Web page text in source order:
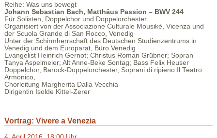
Reihe: Was uns bewegt
Johann Sebastian Bach, Matthäus Passion – BWV 244
Für Solisten, Doppelchor und Doppelorchester
Organisiert von der Associazione Culturale Mousiké, Vicenza und
der Scuola Grande di San Rocco, Venedig
Unter der Schirmherrschaft des Deutschen Studienzentrums in
Venedig und dem Europarat, Büro Venedig
Evangelist Heinrich Gernot; Christus Roman Grübner; Sopran
Tanya Aspelmeier; Alt Anne-Beke Sontag; Bass Felix Heuser
Doppelchor, Barock-Doppelorchester, Soprani di ripieno Il Teatro
Armonico,
Chorleitung Margherita Dalla Vecchia
Dirigentin Isolde Kittel-Zerer
Vortrag: Vivere a Venezia